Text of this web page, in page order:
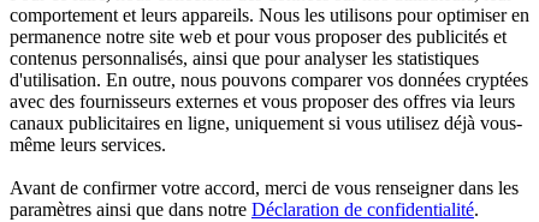
comportement et leurs appareils. Nous les utilisons pour optimiser en
permanence notre site web et pour vous proposer des publicités et
contenus personnalisés, ainsi que pour analyser les statistiques
d'utilisation. En outre, nous pouvons comparer vos données cryptées
avec des fournisseurs externes et vous proposer des offres via leurs
canaux publicitaires en ligne, uniquement si vous utilisez déjà vous-
même leurs services.
Avant de confirmer votre accord, merci de vous renseigner dans les
paramètres ainsi que dans notre Déclaration de confidentialité.